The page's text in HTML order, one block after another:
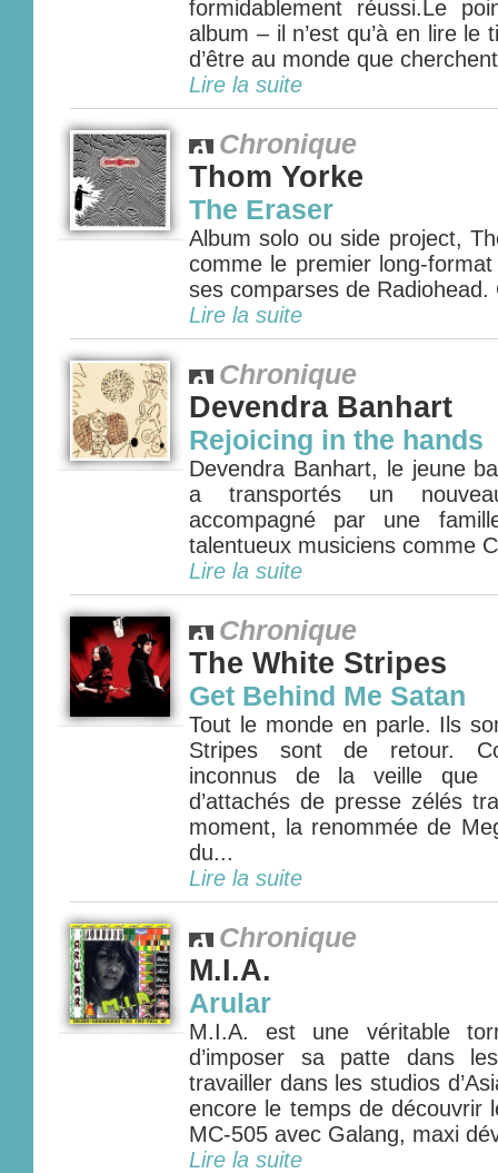
formidablement réussi.Le
album – il n’est qu’à en lire le
d’être au monde que
Lire la suite
Chronique
Thom Yorke
The Eraser
Album solo ou side project,
comme le premier long-
ses comparses de Radiohead.
Lire la suite
Chronique
Devendra Banhart
Rejoicing in the hands
Devendra Banhart, le jeune
a transportés un
accompagné par une
talentueux musiciens comme
Lire la suite
Chronique
The White Stripes
Get Behind Me Satan
Tout le monde en parle. Ils
Stripes sont de retour.
inconnus de la veille que
d’attachés de presse zélés
moment, la renommée de
du...
Lire la suite
Chronique
M.I.A.
Arular
M.I.A. est une véritable
d’imposer sa patte dans
travailler dans les studios
encore le temps de découvrir
MC-505 avec Galang, maxi
Lire la suite